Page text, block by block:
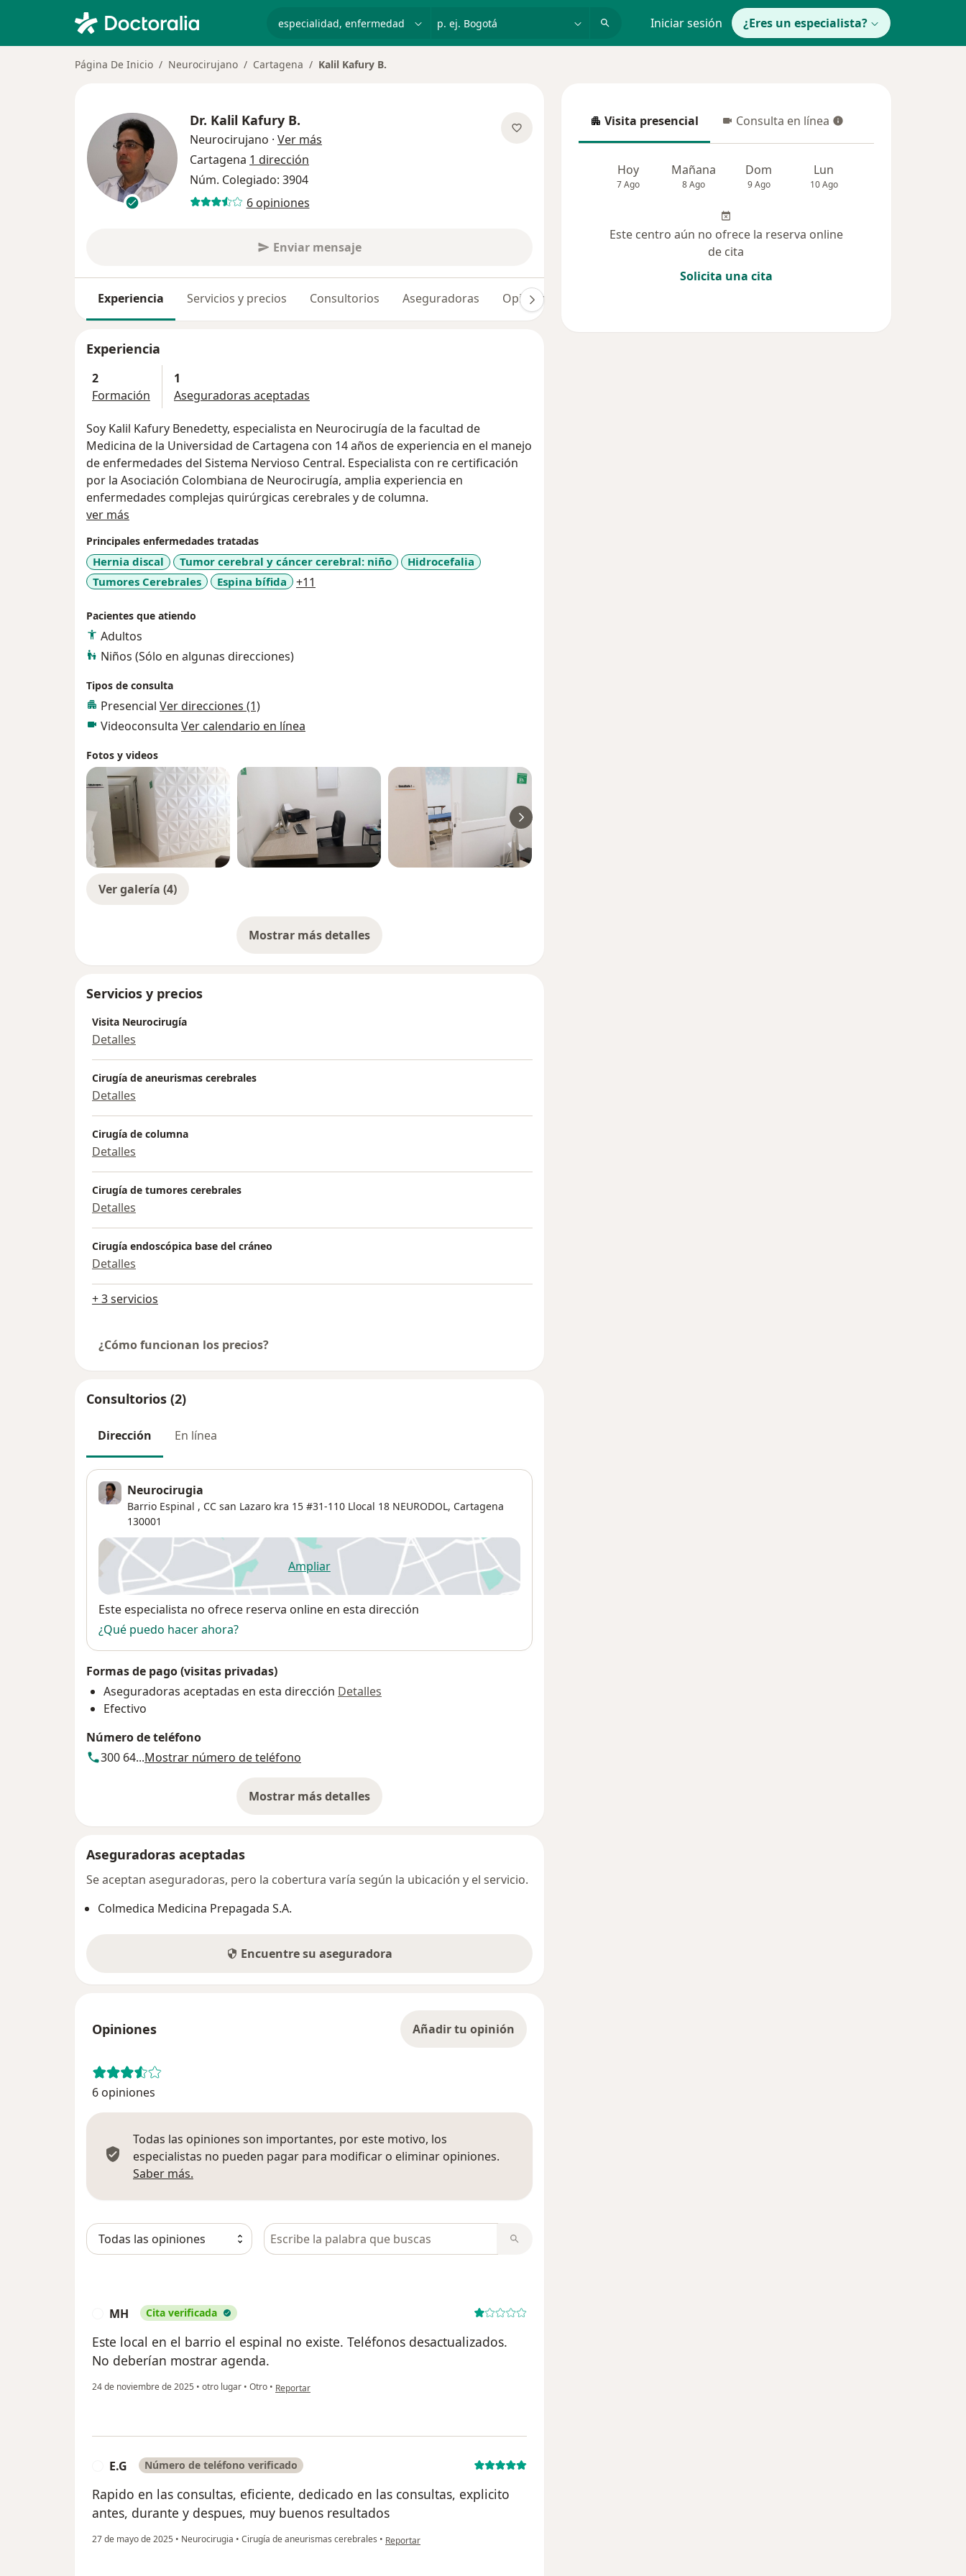
p. ej. Bogotá Iniciar sesión ¿Eres un especialista?
Página De Inicio Neurocirujano Cartagena Kalil Kafury B.
Dr. Kalil Kafury B.
Neurocirujano · Ver más
Cartagena 1 dirección
Núm. Colegiado: 3904
6 opiniones
Enviar mensaje
Experiencia Servicios y precios Consultorios Aseguradoras Opiniones (6)
Experiencia
2
Formación
1
Aseguradoras aceptadas
Soy Kalil Kafury Benedetty, especialista en Neurocirugía de la facultad de
Medicina de la Universidad de Cartagena con 14 años de experiencia en el manejo
de enfermedades del Sistema Nervioso Central. Especialista con re certificación
por la Asociación Colombiana de Neurocirugía, amplia experiencia en
enfermedades complejas quirúrgicas cerebrales y de columna.
ver más
Principales enfermedades tratadas
Hernia discal Tumor cerebral y cáncer cerebral: niño
Hidrocefalia
Tumores Cerebrales
Espina bífida +11
Pacientes que atiendo
Adultos
Niños (Sólo en algunas direcciones)
Tipos de consulta
Presencial Ver direcciones (1)
Videoconsulta Ver calendario en línea
Fotos y videos
Ver galería (4)
Mostrar más detalles
sobre la experiencia
Servicios y precios
Visita Neurocirugía
Detalles
Cirugía de aneurismas cerebrales
Detalles
Cirugía de columna
Detalles
Cirugía de tumores cerebrales
Detalles
Cirugía endoscópica base del cráneo
Detalles
+ 3 servicios
¿Cómo funcionan los precios?
Consultorios (2)
Dirección En línea
Neurocirugia
Barrio Espinal , CC san Lazaro kra 15 #31-110 Llocal 18 NEURODOL, Cartagena
130001
Ampliarse abre en una nueva pestaña
Disponibilidad
Este especialista no ofrece reserva online en esta dirección
¿Qué puedo hacer ahora?
Formas de pago (visitas privadas)
Aseguradoras aceptadas en esta dirección Detalles
Efectivo
Número de teléfono
300 64...Mostrar número de teléfono
Mostrar más detalles
sobre la dirección
Aseguradoras aceptadas
Se aceptan aseguradoras, pero la cobertura varía según la ubicación y el servicio.
Colmedica Medicina Prepagada S.A.
Encuentre su aseguradora
Opiniones Añadir tu opinión
6 opiniones
Todas las opiniones son importantes, por este motivo, los
especialistas no pueden pagar para modificar o eliminar opiniones.
Saber más.
Busca en opiniones
MH Cita verificada
Este local en el barrio el espinal no existe. Teléfonos desactualizados.
No deberían mostrar agenda.
24 de noviembre de 2025 • otro lugar • Otro • en opinión del usuario MH
Reportar
E.G Número de teléfono verificado
Rapido en las consultas, eficiente, dedicado en las consultas, explicito
antes, durante y despues, muy buenos resultados
27 de mayo de 2025 • Neurocirugia • Cirugía de aneurismas cerebrales • en opinión del usuario E.G
Reportar
Visita presencial
Visita presencial Consulta en línea
Consulta en línea
Hoy
7 Ago
Mañana
8 Ago
Dom
9 Ago
Lun
10 Ago
Este centro aún no ofrece la reserva online
de cita
Solicita una cita